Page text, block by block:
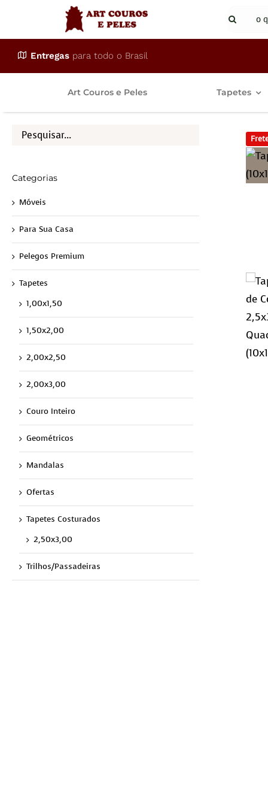
conteúdo
Buscar
Entregas para todo o Brasil
Art Couros e Peles Tapetes
Categorias
Móveis
Para Sua Casa
Pelegos Premium
Tapetes
1,00x1,50
1,50x2,00
2,00x2,50
2,00x3,00
Couro Inteiro
Geométricos
Mandalas
Ofertas
Tapetes Costurados
2,50x3,00
Trilhos/Passadeiras